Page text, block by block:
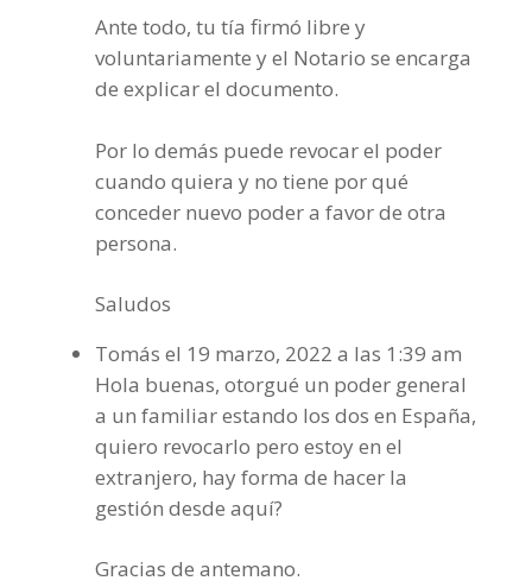
Ante todo, tu tía firmó libre y
voluntariamente y el Notario se encarga
de explicar el documento.
Por lo demás puede revocar el poder
cuando quiera y no tiene por qué
conceder nuevo poder a favor de otra
persona.
Saludos
Tomás el 19 marzo, 2022 a las 1:39 am
Hola buenas, otorgué un poder general
a un familiar estando los dos en España,
quiero revocarlo pero estoy en el
extranjero, hay forma de hacer la
gestión desde aquí?
Gracias de antemano.